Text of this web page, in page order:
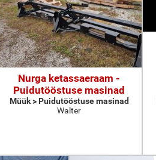
Nurga ketassaeraam -
Puidutööstuse masinad
Müük > Puidutööstuse masinad
Walter